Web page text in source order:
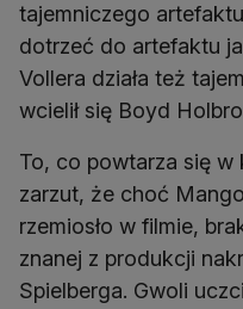
tajemniczego
dotrzeć do artefaktu
Vollera działa też
wcielił się Boyd
To, co powtarza się
zarzut, że choć
rzemiosło w filmie,
znanej z produkcji
Spielberga. Gwoli